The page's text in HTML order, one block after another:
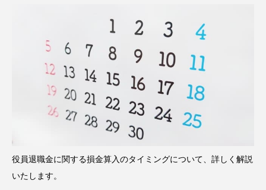
役員退職金に関する損金算入のタイミングについて、詳しく解説
いたします。